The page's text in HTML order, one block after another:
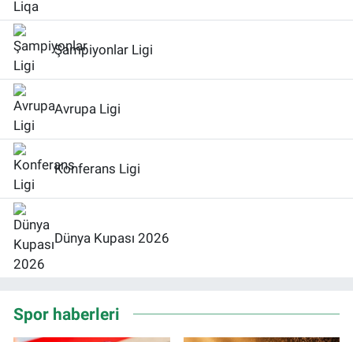
Şampiyonlar Ligi
Avrupa Ligi
Konferans Ligi
Dünya Kupası 2026
Spor haberleri